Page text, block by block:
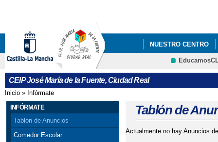
NUESTRO CENTRO
CEIP José María de la Fuente, Ciudad Real
Se encuentra usted aquí
Inicio » Infórmate
INFÓRMATE
Tablón de Anuncios
Comedor Escolar
Tablón de
Actualmente no hay Anuncios